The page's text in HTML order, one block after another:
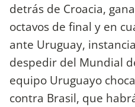
detrás de Croacia,
octavos de final y en
ante Uruguay,
despedir del Mundial
equipo Uruguayo
contra Brasil, que